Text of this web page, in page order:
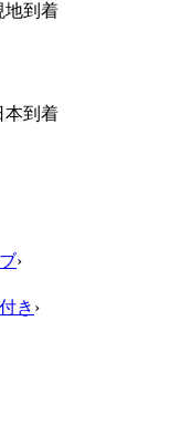
地到着
本到着
›
き ›